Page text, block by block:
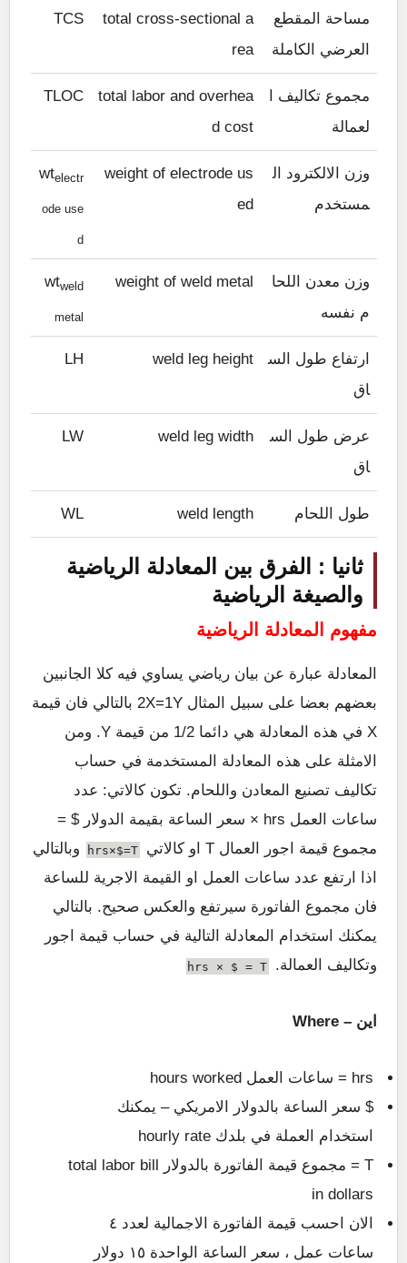
مساحة المقطع
العرضي الكاملة
total cross-sectional a
rea
TCS
مجموع تكاليف ا
لعمالة
total labor and overhea
d cost
TLOC
وزن الالكترود ال
مستخدم
weight of electrode us
ed
wtelectr
ode use
d
وزن معدن اللحا
م نفسه
weight of weld metal
wtweld
metal
ارتفاع طول الس
اق
weld leg height
LH
عرض طول الس
اق
weld leg width
LW
طول اللحام weld length
WL
ثانيا : الفرق بين المعادلة الرياضية
والصيغة الرياضية
مفهوم المعادلة الرياضية
المعادلة عبارة عن بيان رياضي يساوي فيه كلا الجانبين
بعضهم بعضا على سبيل المثال 2X=1Y بالتالي فان قيمة
X في هذه المعادلة هي دائما 1/2 من قيمة Y. ومن
الامثلة على هذه المعادلة المستخدمة في حساب
تكاليف تصنيع المعادن واللحام. تكون كالاتي: عدد
ساعات العمل hrs × سعر الساعة بقيمة الدولار $ =
مجموع قيمة اجور العمال T او كالاتي
hrs×$=T
وبالتالي
اذا ارتفع عدد ساعات العمل او القيمة الاجرية للساعة
فان مجموع الفاتورة سيرتفع والعكس صحيح. بالتالي
يمكنك استخدام المعادلة التالية في حساب قيمة اجور
وتكاليف العمالة.
hrs × $ = T
اين – Where
hrs = ساعات العمل hours worked
$ سعر الساعة بالدولار الامريكي – يمكنك
استخدام العملة في بلدك hourly rate
T = مجموع قيمة الفاتورة بالدولار total labor bill
in dollars
الان احسب قيمة الفاتورة الاجمالية لعدد ٤
ساعات عمل ، سعر الساعة الواحدة ١٥ دولار